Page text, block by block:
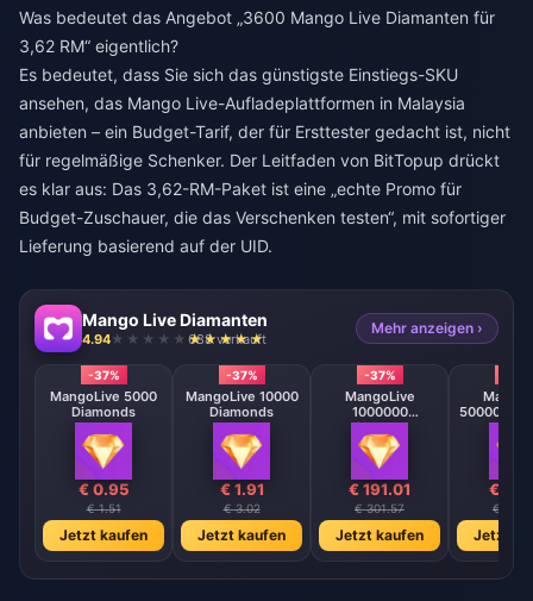
Was bedeutet das Angebot „3600 Mango Live Diamanten für
3,62 RM“ eigentlich?
Es bedeutet, dass Sie sich das günstigste Einstiegs-SKU
ansehen, das Mango Live-Aufladeplattformen in Malaysia
anbieten – ein Budget-Tarif, der für Ersttester gedacht ist, nicht
für regelmäßige Schenker. Der Leitfaden von BitTopup drückt
es klar aus: Das 3,62-RM-Paket ist eine „echte Promo für
Budget-Zuschauer, die das Verschenken testen“, mit sofortiger
Lieferung basierend auf der UID.
Mango Live Diamanten
4.94 688 verkauft
Mehr anzeigen ›
-37%
MangoLive 5000
Diamonds
€ 0.95
€ 1.51
Jetzt kaufen
-37%
MangoLive 10000
Diamonds
€ 1.91
€ 3.02
Jetzt kaufen
-37%
MangoLive
1000000
Diamonds
€ 191.01
€ 301.57
Jetzt kaufen
500000
€
€
Jetzt